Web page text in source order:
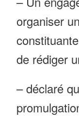
organiser
de rédiger
– déclaré